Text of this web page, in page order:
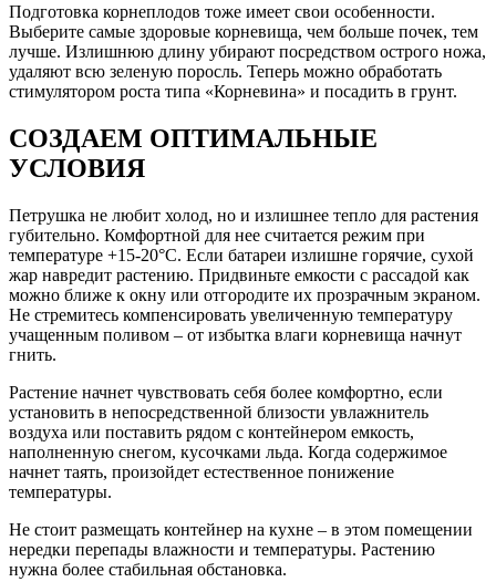
Подготовка корнеплодов тоже имеет свои особенности.
Выберите самые здоровые корневища, чем больше почек, тем
лучше. Излишнюю длину убирают посредством острого ножа,
удаляют всю зеленую поросль. Теперь можно обработать
стимулятором роста типа «Корневина» и посадить в грунт.
СОЗДАЕМ ОПТИМАЛЬНЫЕ
УСЛОВИЯ
Петрушка не любит холод, но и излишнее тепло для растения
губительно. Комфортной для нее считается режим при
температуре +15-20°С. Если батареи излишне горячие, сухой
жар навредит растению. Придвиньте емкости с рассадой как
можно ближе к окну или отгородите их прозрачным экраном.
Не стремитесь компенсировать увеличенную температуру
учащенным поливом – от избытка влаги корневища начнут
гнить.
Растение начнет чувствовать себя более комфортно, если
установить в непосредственной близости увлажнитель
воздуха или поставить рядом с контейнером емкость,
наполненную снегом, кусочками льда. Когда содержимое
начнет таять, произойдет естественное понижение
температуры.
Не стоит размещать контейнер на кухне – в этом помещении
нередки перепады влажности и температуры. Растению
нужна более стабильная обстановка.